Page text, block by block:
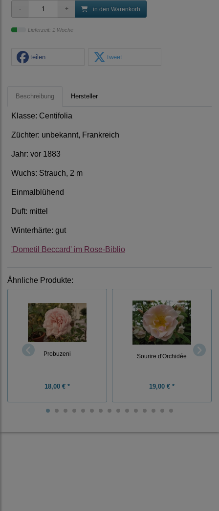
in den Warenkorb
Lieferzeit: 1 Woche
teilen tweet
Beschreibung Hersteller
Klasse: Centifolia
Züchter: unbekannt, Frankreich
Jahr: vor 1883
Wuchs: Strauch, 2 m
Einmalblühend
Duft: mittel
Winterhärte: gut
'Dometil Beccard' im Rose-Biblio
Ähnliche Produkte:
Probuzeni
18,00 € *
Sourire d'Orchidée
19,00 € *